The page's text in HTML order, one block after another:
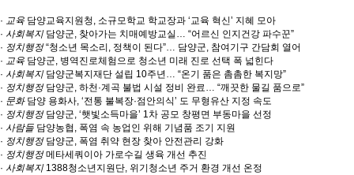
· 교육 담양교육지원청, 소규모학교 학교장과 ‘교육 혁신’ 지혜 모아
· 사회복지담양군, 찾아가는 치매예방교실… “어르신 인지건강 파수꾼”
· 정치행정“청소년 목소리, 정책이 된다”… 담양군, 참여기구 간담회 열어
· 교육 담양군, 병역진로체험으로 청소년 미래 진로 선택 폭 넓힌다
· 사회복지담양군복지재단 설립 10주년… “온기 품은 촘촘한 복지망”
· 정치행정담양군, 하천·계곡 불법 시설 정비 완료… “깨끗한 물길 품으로”
· 문화담양 용화사, ‘전통 불복장·점안의식’ 도 무형유산 지정 속도
· 정치행정담양군, ‘햇빛소득마을’ 1차 공모 창평면 부동마을 선정
· 사람들 담양농협, 폭염 속 농업인 위해 기념품 조기 지원
· 정치행정담양군, 폭염 취약 현장 찾아 안전관리 강화
· 정치행정메타세쿼이아 가로수길 생육 개선 추진
· 사회복지1388청소년지원단, 위기청소년 주거 환경 개선 온정